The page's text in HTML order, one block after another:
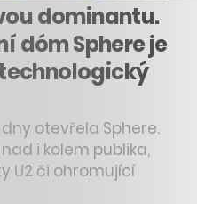
dominantu.
dóm Sphere je
otevřela Sphere.
i kolem publika,
U2 či ohromující